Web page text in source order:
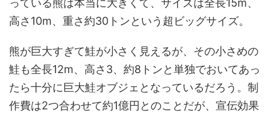
っている熊は本当に大きくて、サイズは全長15m、
高さ10m、重さ約30トンという超ビッグサイズ。
熊が巨大すぎて鮭が小さく見えるが、その小さめの
鮭も全長12m、高さ3、約8トンと単独でおいてあっ
たら十分に巨大鮭オブジェとなっているだろう。制
作費は2つ合わせて約1億円とのことだが、宣伝効果